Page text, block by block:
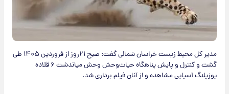
مدیر کل محیط زیست خراسان شمالی گفت: صبح ۲۱روز از فروردین ۱۴۰۵ طی
گشت و کنترل و پایش پناهگاه حیات‌وحش وحش میاندشت ۶ قلاده
یوزپلنگ آسیایی مشاهده و از آنان فیلم برداری شد.